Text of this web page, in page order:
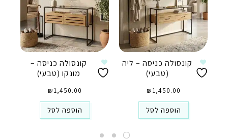
קונסולה כניסה – ליה
(טבעי)
₪1,450.00
הוספה לסל
קונסולה כניסה –
מונקו (טבעי)
₪1,450.00
הוספה לסל